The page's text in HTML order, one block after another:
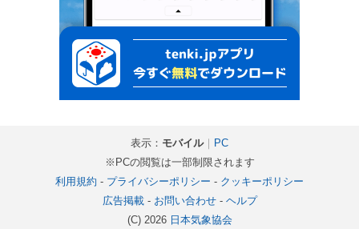
表示： モバイル｜
PC
※PCの閲覧は一部制限されます
利用規約 - プライバシーポリシー - クッキーポリシー
広告掲載- お問い合わせ- ヘルプ
(C) 2026 日本気象協会